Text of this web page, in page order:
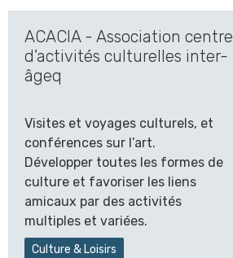
ACACIA - Association centre
d'activités culturelles inter-
âgeq
Visites et voyages culturels, et
conférences sur l’art.
Développer toutes les formes de
culture et favoriser les liens
amicaux par des activités
multiples et variées.
Culture & Loisirs